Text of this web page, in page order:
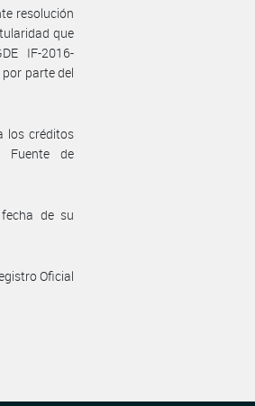
resolución
que
IF-2016-
parte del
los créditos
Fuente de
de su
Oficial